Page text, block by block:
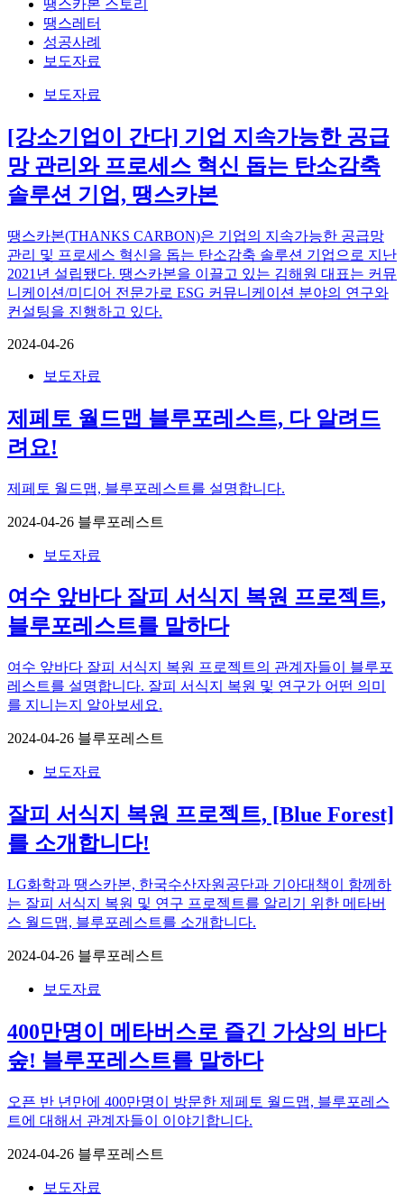
땡스카본 스토리
땡스레터
성공사례
보도자료
보도자료
[강소기업이 간다] 기업 지속가능한 공급
망 관리와 프로세스 혁신 돕는 탄소감축
솔루션 기업, 땡스카본
땡스카본(THANKS CARBON)은 기업의 지속가능한 공급망
관리 및 프로세스 혁신을 돕는 탄소감축 솔루션 기업으로 지난
2021년 설립됐다. 땡스카본을 이끌고 있는 김해원 대표는 커뮤
니케이션/미디어 전문가로 ESG 커뮤니케이션 분야의 연구와
컨설팅을 진행하고 있다.
2024-04-26
보도자료
제페토 월드맵 블루포레스트, 다 알려드
려요!
제페토 월드맵, 블루포레스트를 설명합니다.
2024-04-26 블루포레스트
보도자료
여수 앞바다 잘피 서식지 복원 프로젝트,
블루포레스트를 말하다
여수 앞바다 잘피 서식지 복원 프로젝트의 관계자들이 블루포
레스트를 설명합니다. 잘피 서식지 복원 및 연구가 어떤 의미
를 지니는지 알아보세요.
2024-04-26 블루포레스트
보도자료
잘피 서식지 복원 프로젝트, [Blue Forest]
를 소개합니다!
LG화학과 땡스카본, 한국수산자원공단과 기아대책이 함께하
는 잘피 서식지 복원 및 연구 프로젝트를 알리기 위한 메타버
스 월드맵, 블루포레스트를 소개합니다.
2024-04-26 블루포레스트
보도자료
400만명이 메타버스로 즐긴 가상의 바다
숲! 블루포레스트를 말하다
오픈 반 년만에 400만명이 방문한 제페토 월드맵, 블루포레스
트에 대해서 관계자들이 이야기합니다.
2024-04-26 블루포레스트
보도자료